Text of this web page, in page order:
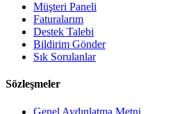
Müşteri Paneli
Faturalarım
Destek Talebi
Bildirim Gönder
Sık Sorulanlar
Sözleşmeler
Genel Aydınlatma Metni